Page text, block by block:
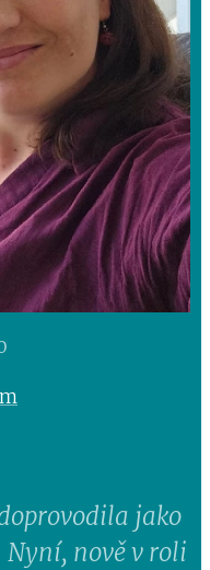
jako
Nyní, nově v roli